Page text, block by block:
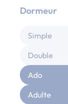
Dormeur
Simple
Double
Ado
Adulte